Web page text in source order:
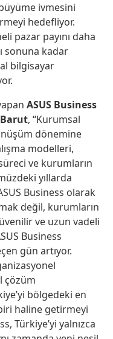
ivmesini
hedefliyor.
pazar payını daha
sonuna kadar
bilgisayar
ASUS Business
, “Kurumsal
dönemine
modelleri,
ve kurumların
yıllarda
Business olarak
değil, kurumların
ve uzun vadeli
Business
gün artıyor.
çözüm
bölgedeki en
haline getirmeyi
Türkiye’yi yalnızca